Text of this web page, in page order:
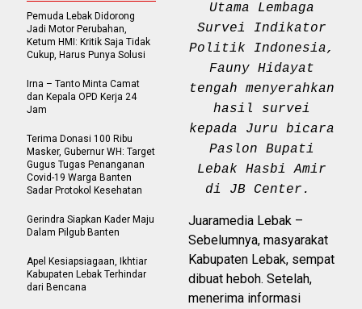
Utama Lembaga
Survei Indikator
Politik Indonesia,
Fauny Hidayat
tengah menyerahkan
hasil survei
kepada Juru bicara
Paslon Bupati
Lebak Hasbi Amir
di JB Center.
Juaramedia Lebak –
Sebelumnya, masyarakat
Kabupaten Lebak, sempat
dibuat heboh. Setelah,
menerima informasi
Pemuda Lebak Didorong
Jadi Motor Perubahan,
Ketum HMI: Kritik Saja Tidak
Cukup, Harus Punya Solusi
Irna – Tanto Minta Camat
dan Kepala OPD Kerja 24
Jam
Terima Donasi 100 Ribu
Masker, Gubernur WH: Target
Gugus Tugas Penanganan
Covid-19 Warga Banten
Sadar Protokol Kesehatan
Gerindra Siapkan Kader Maju
Dalam Pilgub Banten
Apel Kesiapsiagaan, Ikhtiar
Kabupaten Lebak Terhindar
dari Bencana